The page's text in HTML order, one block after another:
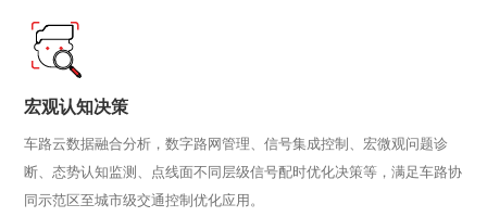
宏观认知决策
车路云数据融合分析，数字路网管理、信号集成控制、宏微观问题诊
断、态势认知监测、点线面不同层级信号配时优化决策等，满足车路协
同示范区至城市级交通控制优化应用。